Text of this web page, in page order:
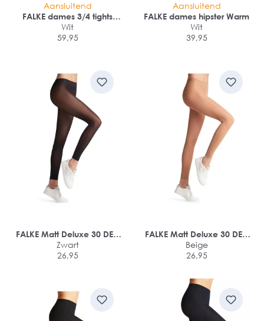
Aansluitend
FALKE dames 3/4 tights
Warm
Wit
59,95
Aansluitend
FALKE dames hipster Warm
Wit
39,95
FALKE Matt Deluxe 30 DEN
dames legging
Zwart
26,95
FALKE Matt Deluxe 30 DEN
dames legging
Beige
26,95